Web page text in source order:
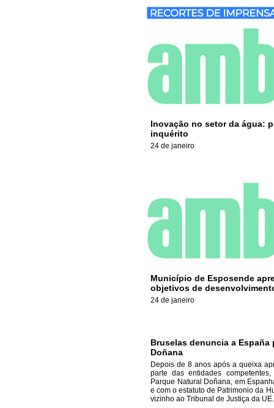
Inovação no setor da água:
inquérito
24 de janeiro
Município de Esposende
objetivos de
24 de janeiro
Bruselas denuncia a
Doñana
Depois de 8 anos após a queixa
parte das entidades
Parque Natural Doñana, em
e com o estatuto de Patrimonio da
vizinho ao Tribunal de Justiça da UE.